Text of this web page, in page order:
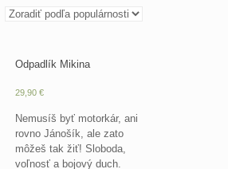
Zoradené
Odpadlík Mikina
29,90 €
Nemusíš byť motorkár, ani
rovno Jánošík, ale zato
môžeš tak žiť! Sloboda,
voľnosť a bojový duch.